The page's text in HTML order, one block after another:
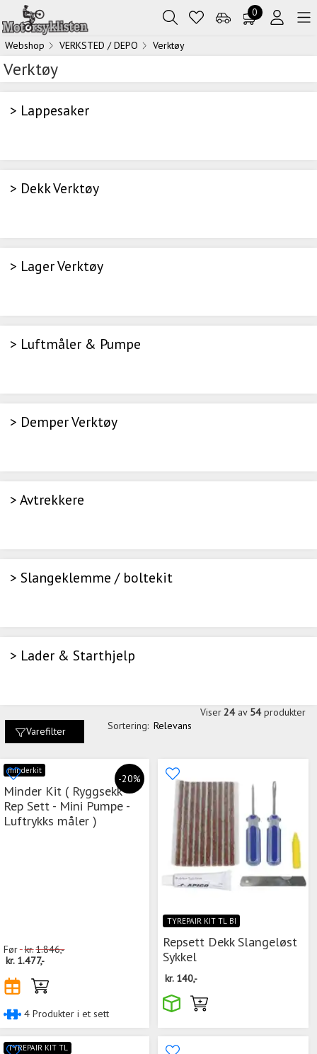
0
Webshop VERKSTED / DEPO Verktøy
Verktøy
> Lappesaker
> Dekk Verktøy
> Lager Verktøy
> Luftmåler & Pumpe
> Demper Verktøy
> Avtrekkere
> Slangeklemme / boltekit
> Lader & Starthjelp
Varefilter Sortering: Relevans
Viser 24 av 54 produkter
-20%
minderkit
Minder Kit ( Ryggsekk -
Rep Sett - Mini Pumpe -
Luftrykks måler )
Før kr.1.846,-
kr. 1.477,-
4 Produkter i et sett
TYREPAIR KIT TL BI
Repsett Dekk Slangeløst
Sykkel
kr. 140,-
TYREPAIR KIT TL